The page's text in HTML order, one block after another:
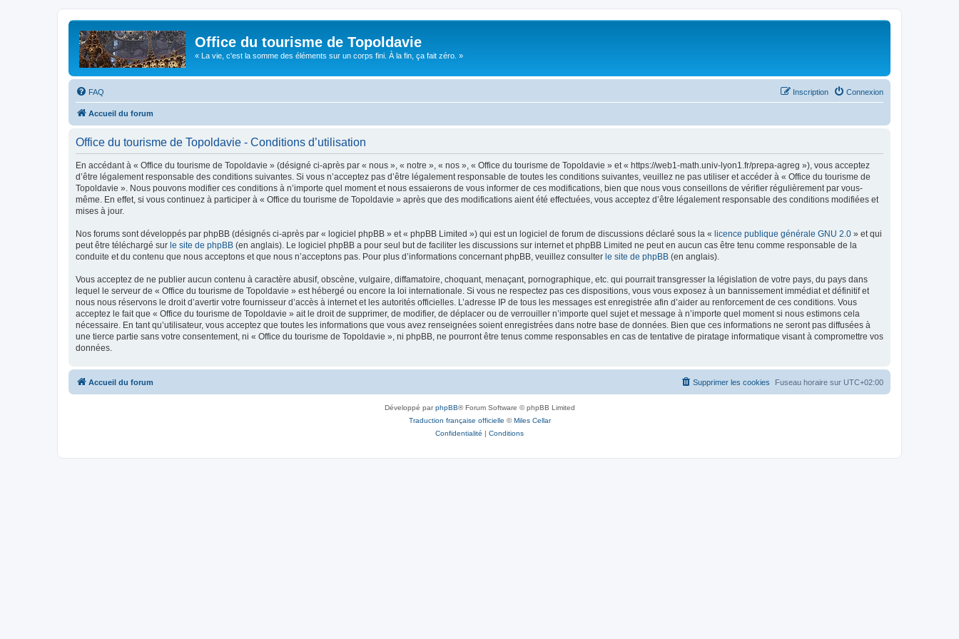
Office du tourisme de Topoldavie
« La vie, c'est la somme des éléments sur un corps fini. À la fin, ça fait zéro. »
FAQ Connexion
Inscription
Accueil du forum
Office du tourisme de Topoldavie - Conditions d’utilisation
En accédant à « Office du tourisme de Topoldavie » (désigné ci-après par « nous », « notre », « nos », « Office du tourisme de Topoldavie » et « https://web1-math.univ-lyon1.fr/prepa-agreg »), vous acceptez
d’être légalement responsable des conditions suivantes. Si vous n’acceptez pas d’être légalement responsable de toutes les conditions suivantes, veuillez ne pas utiliser et accéder à « Office du tourisme de
Topoldavie ». Nous pouvons modifier ces conditions à n’importe quel moment et nous essaierons de vous informer de ces modifications, bien que nous vous conseillons de vérifier régulièrement par vous-
même. En effet, si vous continuez à participer à « Office du tourisme de Topoldavie » après que des modifications aient été effectuées, vous acceptez d’être légalement responsable des conditions modifiées et
mises à jour.
Nos forums sont développés par phpBB (désignés ci-après par « logiciel phpBB » et « phpBB Limited ») qui est un logiciel de forum de discussions déclaré sous la « licence publique générale GNU 2.0 » et qui
peut être téléchargé sur le site de phpBB (en anglais). Le logiciel phpBB a pour seul but de faciliter les discussions sur internet et phpBB Limited ne peut en aucun cas être tenu comme responsable de la
conduite et du contenu que nous acceptons et que nous n’acceptons pas. Pour plus d’informations concernant phpBB, veuillez consulter le site de phpBB (en anglais).
Vous acceptez de ne publier aucun contenu à caractère abusif, obscène, vulgaire, diffamatoire, choquant, menaçant, pornographique, etc. qui pourrait transgresser la législation de votre pays, du pays dans
lequel le serveur de « Office du tourisme de Topoldavie » est hébergé ou encore la loi internationale. Si vous ne respectez pas ces dispositions, vous vous exposez à un bannissement immédiat et définitif et
nous nous réservons le droit d’avertir votre fournisseur d’accès à internet et les autorités officielles. L’adresse IP de tous les messages est enregistrée afin d’aider au renforcement de ces conditions. Vous
acceptez le fait que « Office du tourisme de Topoldavie » ait le droit de supprimer, de modifier, de déplacer ou de verrouiller n’importe quel sujet et message à n’importe quel moment si nous estimons cela
nécessaire. En tant qu’utilisateur, vous acceptez que toutes les informations que vous avez renseignées soient enregistrées dans notre base de données. Bien que ces informations ne seront pas diffusées à
une tierce partie sans votre consentement, ni « Office du tourisme de Topoldavie », ni phpBB, ne pourront être tenus comme responsables en cas de tentative de piratage informatique visant à compromettre vos
données.
Accueil du forum Fuseau horaire sur UTC+02:00
Supprimer les cookies
Développé parphpBB® Forum Software © phpBB Limited
Traduction française officielle ©Miles Cellar
Confidentialité | Conditions